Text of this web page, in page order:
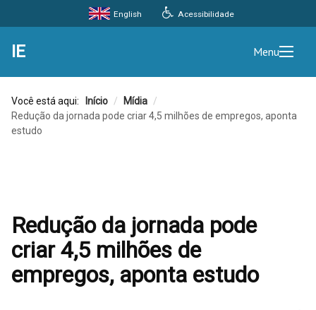
Acessibilidade
English
IE Menu
Você está aqui: Início / Mídia /
Redução da jornada pode criar 4,5 milhões de empregos, aponta
estudo
Redução da jornada pode
criar 4,5 milhões de
empregos, aponta estudo